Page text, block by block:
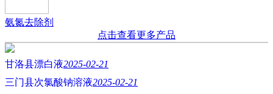
氨氮去除剂
点击查看更多产品
甘洛县漂白液2025-02-21
三门县次氯酸钠溶液2025-02-21